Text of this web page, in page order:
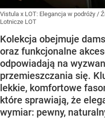
Vistula x LOT: Elegancja w podróży /
Lotnicze LOT
Kolekcja obejmuje
oraz funkcjonalne
odpowiadają na
przemieszczania się.
lekkie, komfortowe
które sprawiają, że
wymiar: pewny,